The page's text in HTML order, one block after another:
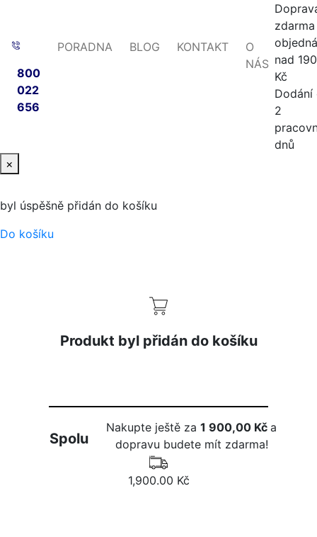
800
022
656
PORADNA BLOG KONTAKT
O
NÁS nad
Kč
Dodání
2
dnů
×
byl úspěšně přidán do košíku
Do košíku
Produkt byl přidán do košíku
Spolu
Nakupte ještě za1 900,00 Kča
dopravu budete mít zdarma!
1,900.00 Kč